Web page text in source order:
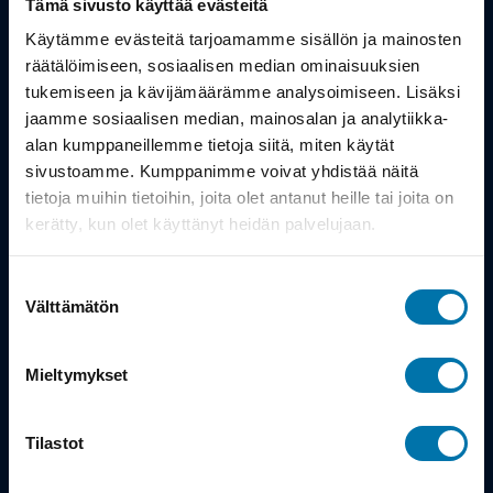
Tämä sivusto käyttää evästeitä
Käytämme evästeitä tarjoamamme sisällön ja mainosten
räätälöimiseen, sosiaalisen median ominaisuuksien
tukemiseen ja kävijämäärämme analysoimiseen. Lisäksi
jaamme sosiaalisen median, mainosalan ja analytiikka-
alan kumppaneillemme tietoja siitä, miten käytät
sivustoamme. Kumppanimme voivat yhdistää näitä
tietoja muihin tietoihin, joita olet antanut heille tai joita on
kerätty, kun olet käyttänyt heidän palvelujaan.
valinta
Välttämätön
Mieltymykset
Tilastot
Työsuhdepyörä
Info
Toimitus
Takuu ja palautukset
Maksutavat